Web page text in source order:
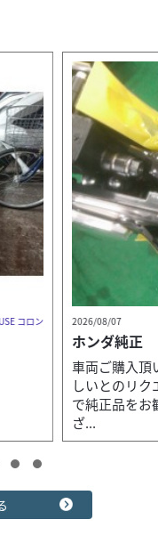
バイク王 入間店
製大型スク
ｅｅｐｅｒコーティ
お気軽にご相談くだ
おります。...
BMW Motorrad Nagano-City
チタン JMCA
式:8BL-R137A】 品
ショップエルカホン El.cajon
電源を装着してほ
販売されているの
購入ありがとうご